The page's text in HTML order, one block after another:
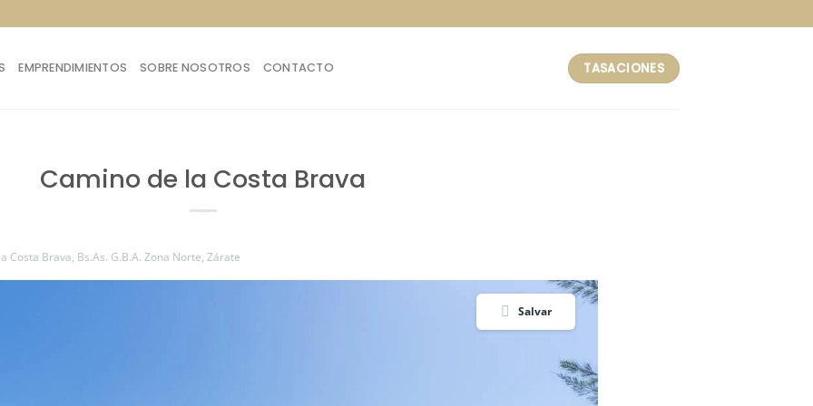
EMPRENDIMIENTOS SOBRE NOSOTROS CONTACTO TASACIONES
Camino de la Costa Brava
Costa Brava, Bs.As. G.B.A. Zona Norte, Zárate
Salvar